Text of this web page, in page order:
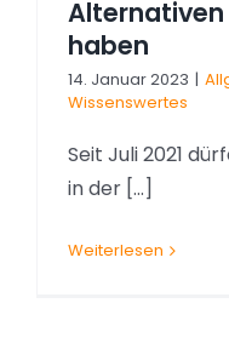
haben
14. Januar 2023 |
Wissenswertes
Seit Juli 2021
in der [...]
Weiterlesen